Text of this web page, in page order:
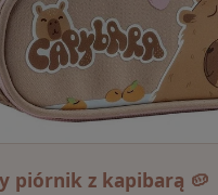
piórnik z kapibarą 🥔